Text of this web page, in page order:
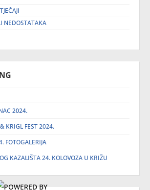
NEDOSTATAKA
2024.
KRIGL FEST 2024.
FOTOGALERIJA
KAZALIŠTA 24. KOLOVOZA U KRIŽU